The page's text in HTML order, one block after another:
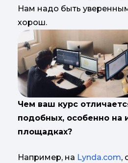
Нам надо быть
хорош.
Чем ваш курс
подобных, особенно на
площадках?
Например, на Lynda.com,